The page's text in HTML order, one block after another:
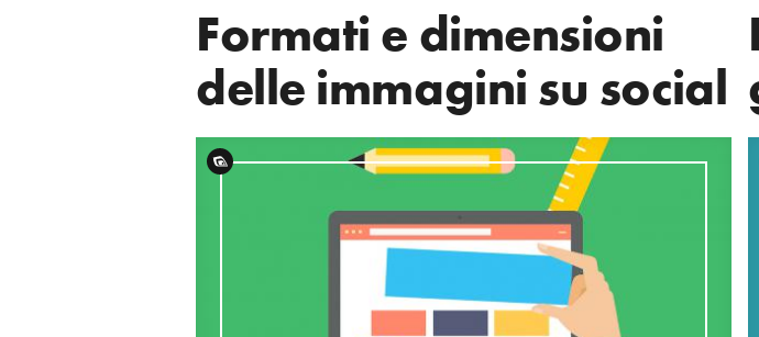
Formati e dimensioni
delle immagini su social